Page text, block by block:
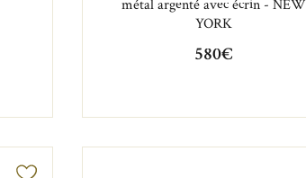
métal argenté avec écrin - NEW
YORK
580€